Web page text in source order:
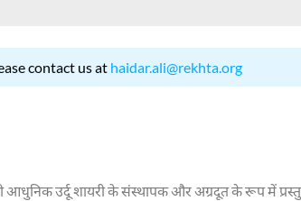
contact us at haidar.ali@rekhta.org
उर्दू शायरी के संस्थापक और अग्रदूत के रूप में प्रस्तुत